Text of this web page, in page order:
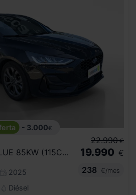
- 3.000€
ST LINE X 1.5 ECOBLUE 85KW (115CV) AUTO
2025
Diésel
22.990 €
19.990 €
238
€/mes